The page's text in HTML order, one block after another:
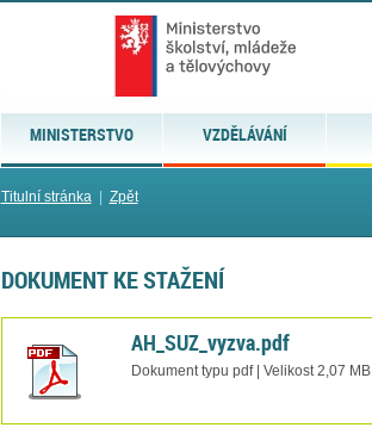
MINISTERSTVO VZDĚLÁVÁNÍ
Titulní stránka| Zpět
DOKUMENT KE STAŽENÍ
AH_SUZ_vyzva.pdf
Dokument typu pdf | Velikost 2,07 MB